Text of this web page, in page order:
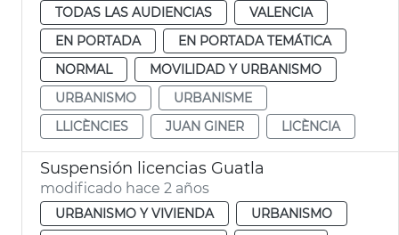
TODAS LAS AUDIENCIAS
VALENCIA
EN PORTADA
EN PORTADA TEMÁTICA
NORMAL
MOVILIDAD Y URBANISMO
URBANISMO
URBANISME
LLICÈNCIES
JUAN GINER LICÈNCIA
Suspensión licencias Guatla
modificado hace 2 años
URBANISMO Y VIVIENDA
URBANISMO